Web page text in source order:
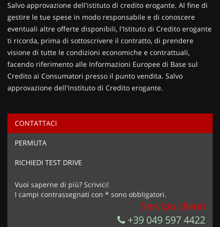
Ho letto e accettol'informativa privacy*
Acconsento al trattamento dei miei dati per finalità di
Invia la tua richiesta
Salvo approvazione dell'istituto di credito erogante. Al fine di
gestire le tue spese in modo responsabile e di conoscere
eventuali altre offerte disponibili, l'Istituto di Credito erogante
ti ricorda, prima di sottoscrivere il contratto, di prendere
visione di tutte le condizioni economiche e contrattuali,
facendo riferimento alle Informazioni Europee di Base sul
Credito ai Consumatori presso il punto vendita. Salvo
approvazione dell'Instituto di Credito erogante.
CONTATTACI
PERMUTA
RICHIEDI TEST DRIVE
Vuoi saperne di più? Scrivici!
I campi contrassegnati con * sono obbligatori.
Servizio clienti
+39 049 597 4422